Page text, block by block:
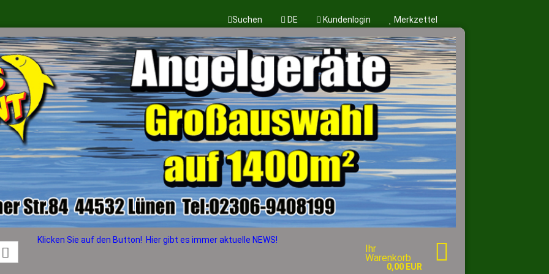
Suchen DE
Sprache auswählen
Lieferland
Kundenlogin
Konto erstellen
Passwort vergessen?
Merkzettel
Klicken Sie auf den Button! Hier gibt es immer aktuelle NEWS!
Ihr
Warenkorb
0,00 EUR